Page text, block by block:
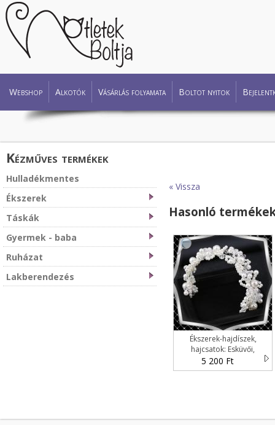
Webshop Alkotók Vásárlás folyamata Boltot nyitok
Kézműves termékek
Hulladékmentes
Ékszerek
Táskák
Gyermek - baba
Ruházat
Lakberendezés
« Vissza
Hasonló
Ékszerek-hajdíszek,
hajcsatok: Esküvői,
menyasszonyi, alkalmi
hajdísz ES-H-TI10
5 200 Ft